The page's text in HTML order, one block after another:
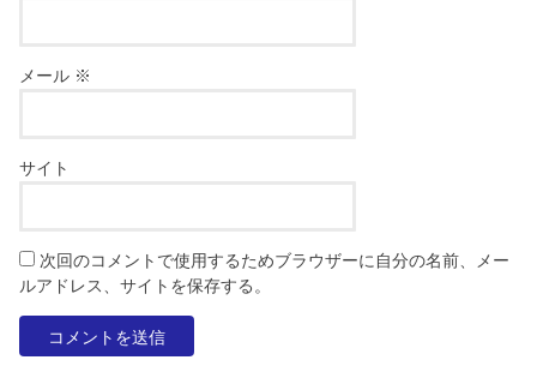
メール ※
サイト
次回のコメントで使用するためブラウザーに自分の名前、メー
ルアドレス、サイトを保存する。